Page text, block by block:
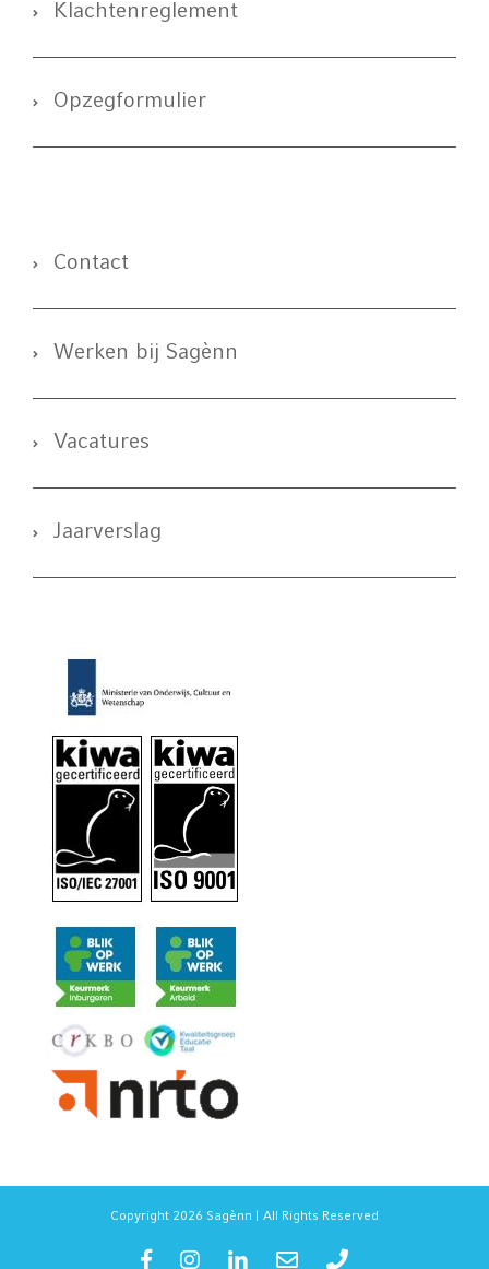
Klachtenreglement
Opzegformulier
Contact
Werken bij Sagènn
Vacatures
Jaarverslag
Copyright 2026 Sagènn | All Rights Reserved